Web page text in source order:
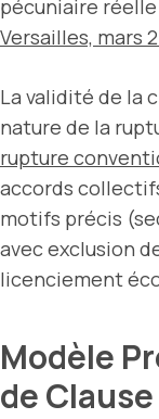
pécuniaire
Versailles, mars
La validité de la
nature de la
rupture
accords
motifs précis
avec exclusion
licenciement
Modèle
de